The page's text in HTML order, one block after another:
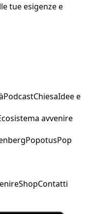
tue esigenze e
PodcastChiesaIdee e
avvenire
PopotusPop
ShopContatti